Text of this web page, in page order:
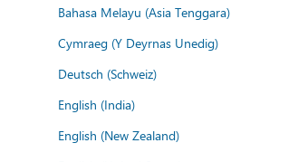
Bahasa Melayu (Asia Tenggara)
Cymraeg (Y Deyrnas Unedig)
Deutsch (Schweiz)
English (India)
English (New Zealand)